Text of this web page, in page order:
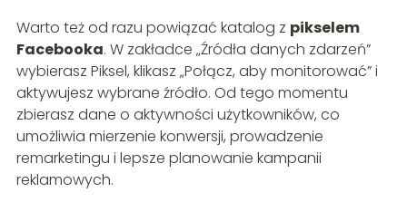
Warto też od razu powiązać katalog z pikselem
Facebooka. W zakładce „Źródła danych zdarzeń”
wybierasz Piksel, klikasz „Połącz, aby monitorować” i
aktywujesz wybrane źródło. Od tego momentu
zbierasz dane o aktywności użytkowników, co
umożliwia mierzenie konwersji, prowadzenie
remarketingu i lepsze planowanie kampanii
reklamowych.